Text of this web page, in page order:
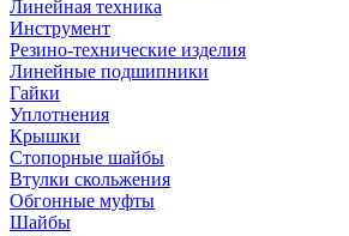
Линейная техника
Инструмент
Резино-технические изделия
Линейные подшипники
Гайки
Уплотнения
Крышки
Стопорные шайбы
Втулки скольжения
Обгонные муфты
Шайбы